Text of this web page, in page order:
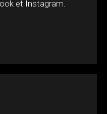
et Instagram.